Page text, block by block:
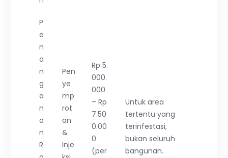
P
e
n
a
n
g
a
n
a
n
R
Pen
ye
mp
rot
an
&
Inje
Rp 5.
000.
000
– Rp
7.50
0.00
0
(per
Untuk area
tertentu yang
terinfestasi,
bukan seluruh
bangunan.